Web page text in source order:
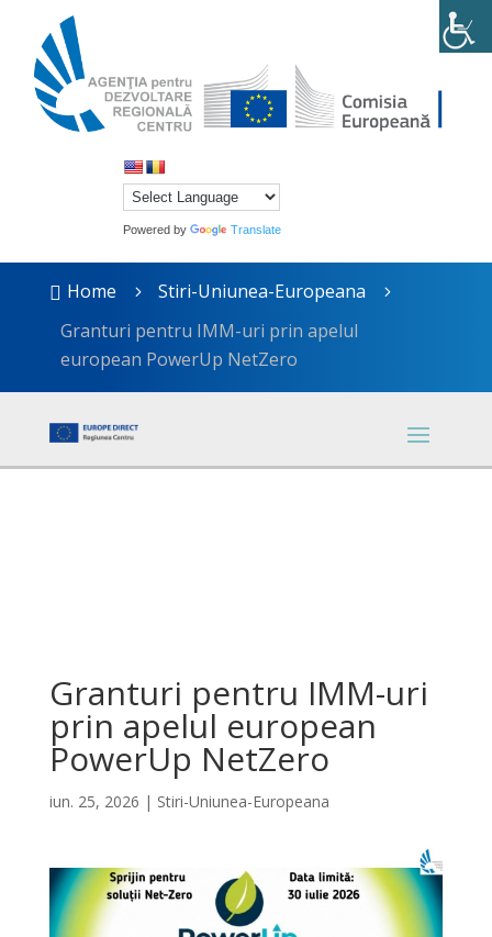
Powered by Translate
 Home 5 Stiri-Uniunea-Europeana 5
Granturi pentru IMM-uri prin apelul
european PowerUp NetZero
Granturi pentru IMM-uri
prin apelul european
PowerUp NetZero
iun. 25, 2026 | Stiri-Uniunea-Europeana